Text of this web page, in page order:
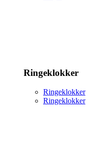
Ringeklokker
Ringeklokker
Ringeklokker